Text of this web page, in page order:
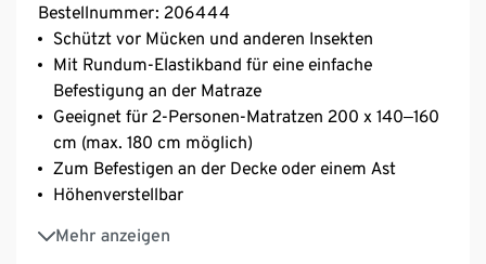
Bestellnummer: 206444
Schützt vor Mücken und anderen Insekten
Mit Rundum-Elastikband für eine einfache
Befestigung an der Matraze
Geeignet für 2-Personen-Matratzen 200 x 140‒160
cm (max. 180 cm möglich)
Zum Befestigen an der Decke oder einem Ast
Höhenverstellbar
Mehr anzeigen
Robust und maschinenwaschbar
Leicht und einfach zu transportieren ‒ inkl.